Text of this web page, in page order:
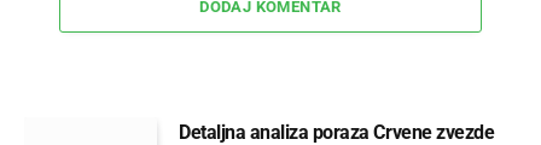
DODAJ KOMENTAR
Detaljna analiza poraza Crvene zvezde